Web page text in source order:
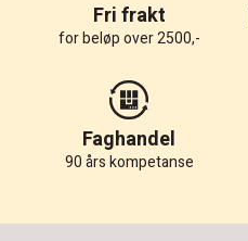
Fri frakt
for beløp over 2500,-
Faghandel
90 års kompetanse